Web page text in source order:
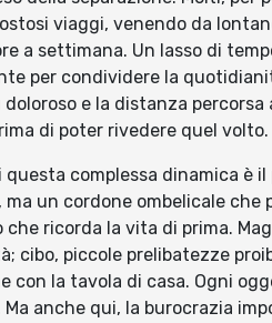
viaggi, venendo da
a settimana. Un lasso di
per condividere la
e la distanza
di poter rivedere quel volto.
complessa dinamica è il
un cordone ombelicale
ricorda la vita di prima.
cibo, piccole prelibatezze
con la tavola di casa. Ogni
anche qui, la burocrazia